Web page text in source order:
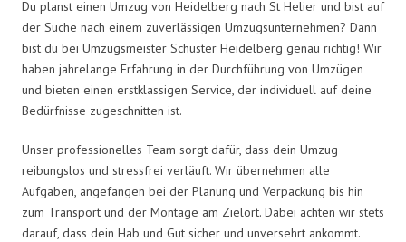
Du planst einen Umzug von Heidelberg nach St Helier und bist auf
der Suche nach einem zuverlässigen Umzugsunternehmen? Dann
bist du bei Umzugsmeister Schuster Heidelberg genau richtig! Wir
haben jahrelange Erfahrung in der Durchführung von Umzügen
und bieten einen erstklassigen Service, der individuell auf deine
Bedürfnisse zugeschnitten ist.
Unser professionelles Team sorgt dafür, dass dein Umzug
reibungslos und stressfrei verläuft. Wir übernehmen alle
Aufgaben, angefangen bei der Planung und Verpackung bis hin
zum Transport und der Montage am Zielort. Dabei achten wir stets
darauf, dass dein Hab und Gut sicher und unversehrt ankommt.